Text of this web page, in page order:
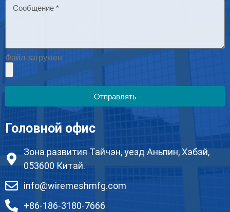
Файл загружен
Отправлять
Головной офис
Зона развития Тайчэн, уезд Аньпин, Хэбэй,
053600 Китай.
info@wiremeshmfg.com
+86-186-3180-7666